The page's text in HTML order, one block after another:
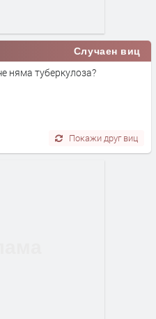
Случаен виц
няма туберкулоза?
Покажи друг виц